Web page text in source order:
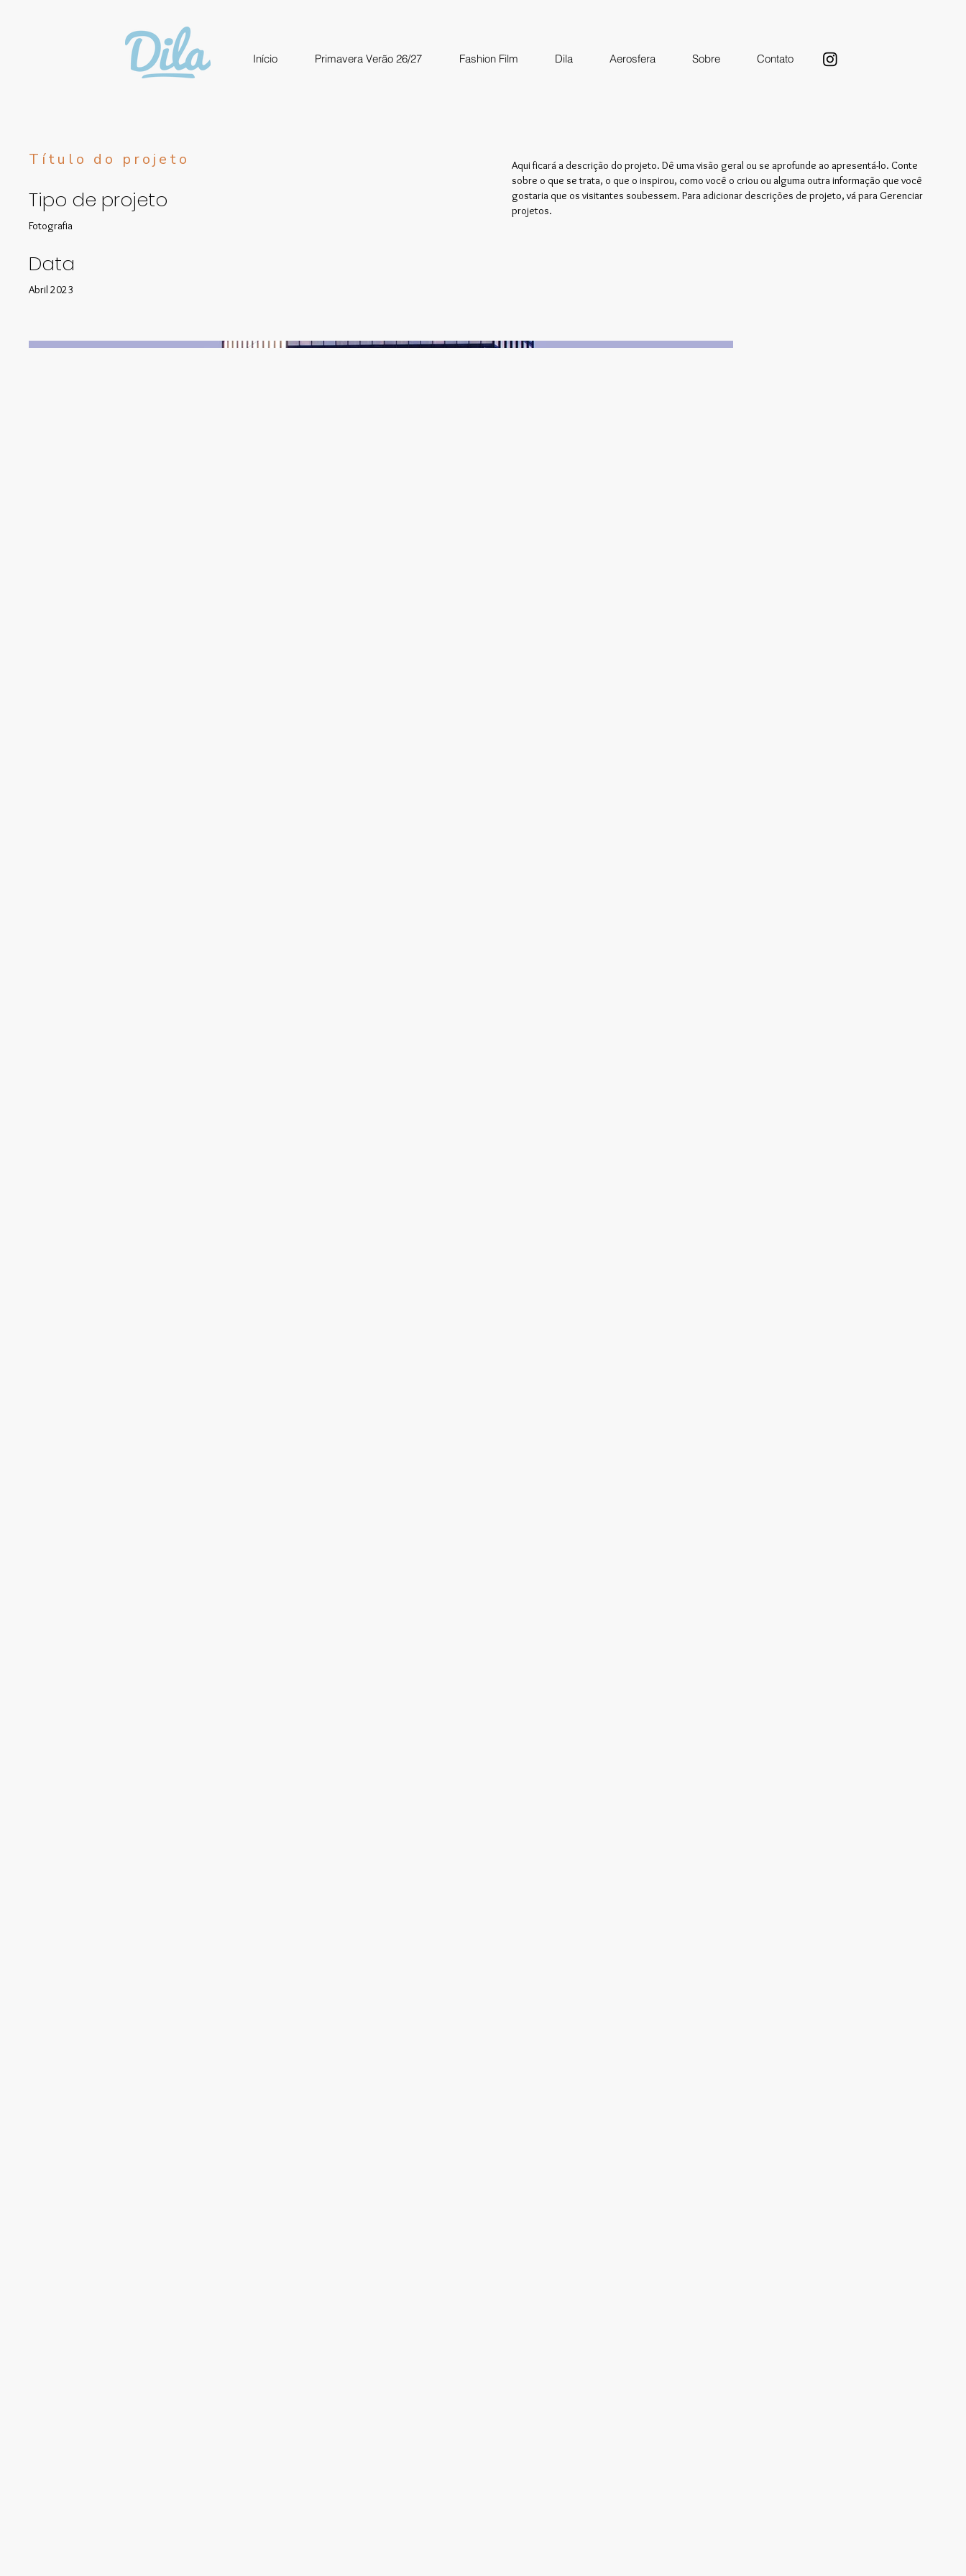
Início Primavera Verão 26/27 Fashion Film Dila Aerosfera Sobre Contato
Título do projeto
Tipo de projeto
Fotografia
Data
Abril 2023
Aqui ficará a descrição do projeto. Dê uma visão geral ou se aprofunde ao apresentá-lo. Conte
sobre o que se trata, o que o inspirou, como você o criou ou alguma outra informação que você
gostaria que os visitantes soubessem. Para adicionar descrições de projeto, vá para Gerenciar
projetos.